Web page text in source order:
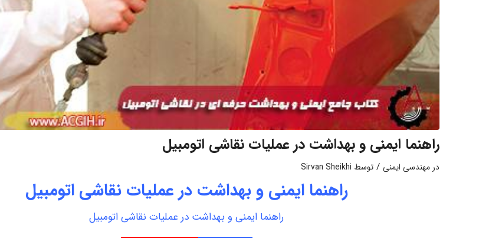
راهنما ايمنی و بهداشت در عملیات نقاشی اتومبیل
در مهندسی ایمنی / توسط Sirvan Sheikhi
راهنما ایمنی و بهداشت در عملیات نقاشی اتومبیل
راهنما ایمنی و بهداشت در عملیات نقاشی اتومبیل